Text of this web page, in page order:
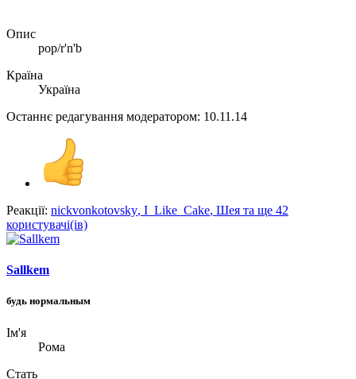
Опис
pop/r'n'b
Країна
Україна
Останнє редагування модератором: 10.11.14
Реакції: nickvonkotovsky, I_Like_Cake, Шея та ще 42
користувачі(ів)
Sallkem
будь нормальным
Ім'я
Рома
Стать